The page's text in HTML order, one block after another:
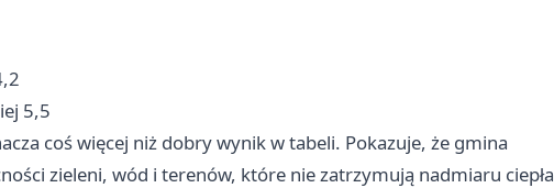
5,5
coś więcej niż dobry wynik w tabeli. Pokazuje, że gmina
zieleni, wód i terenów, które nie zatrzymują nadmiaru ciepła